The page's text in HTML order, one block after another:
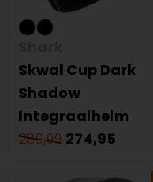
Skwal Cup Dark
Shadow
Integraalhelm
289,99 274,95